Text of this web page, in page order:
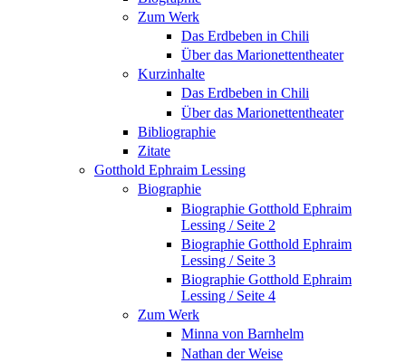
Zum Werk
Das Erdbeben in Chili
Über das Marionettentheater
Kurzinhalte
Das Erdbeben in Chili
Über das Marionettentheater
Bibliographie
Zitate
Gotthold Ephraim Lessing
Biographie
Biographie Gotthold Ephraim
Lessing / Seite 2
Biographie Gotthold Ephraim
Lessing / Seite 3
Biographie Gotthold Ephraim
Lessing / Seite 4
Zum Werk
Minna von Barnhelm
Nathan der Weise